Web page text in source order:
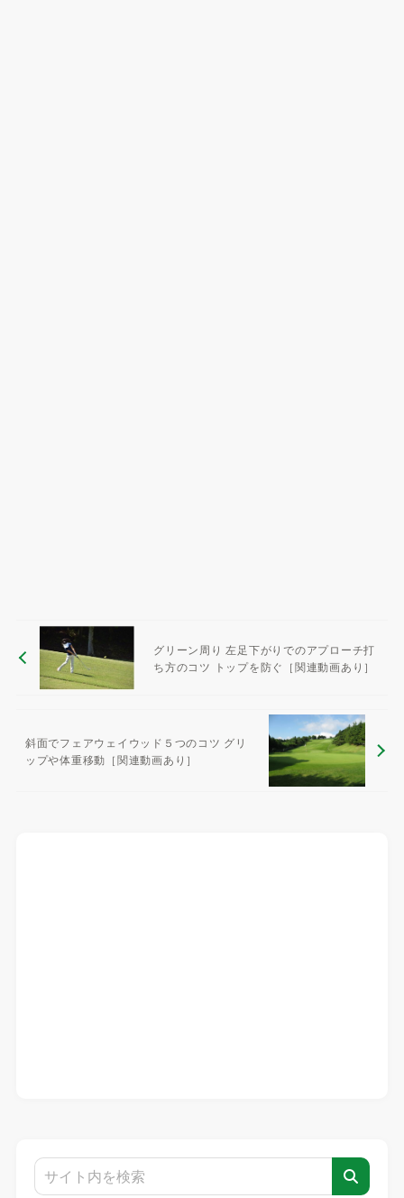
グリーン周り 左足下がりでのアプローチ打
ち方のコツ トップを防ぐ［関連動画あり］
斜面でフェアウェイウッド５つのコツ グリ
ップや体重移動［関連動画あり］